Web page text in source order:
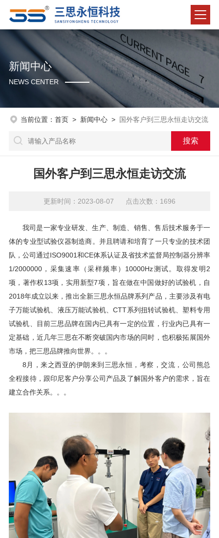
新闻中心
NEWS CENTER
当前位置： 首页> 新闻中心> 国外客户到三思永恒走访交流
国外客户到三思永恒走访交流
更新时间：2023-08-07 点击次数：1696
我司是一家专业研发、生产、制造、销售、售后技术服务于一
体的专业型试验仪器制造商。并且聘请和培育了一只专业的技术团
队，公司通过ISO9001和CE体系认证及省技术监督局控制器分辨率
1/2000000，采集速率（采样频率）10000Hz测试。取得发明2
项，著作权13项，实用新型7项，旨在做在中国做好的试验机，自
2018年成立以来，推出全新三思永恒品牌系列产品，主要涉及有电
子万能试验机、液压万能试验机、CTT系列扭转试验机、塑料专用
试验机、目前三思品牌在国内已具有一定的位置，行业内已具有一
定基础，近几年三思在不断突破国内市场的同时，也积极拓展国外
市场，把三思品牌推向世界。。。
8月，来之西亚的伊朗来到三思永恒，考察，交流，公司熊总
全程接待，跟印尼客户分享公司产品及了解国外客户的需求，旨在
建立合作关系。。。